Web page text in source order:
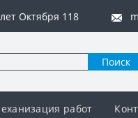
Октября 118
Поиск
работ